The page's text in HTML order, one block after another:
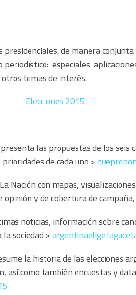
de manera
especiales,
temas de interés.
las propuestas de los
de cada uno >
Nación con mapas,
y de cobertura de
noticias, información sobre
sociedad >
la historia de las elecciones
como también encuestas y